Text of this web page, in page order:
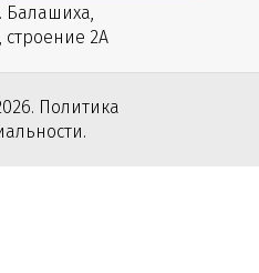
Балашиха,
строение 2А
Политика